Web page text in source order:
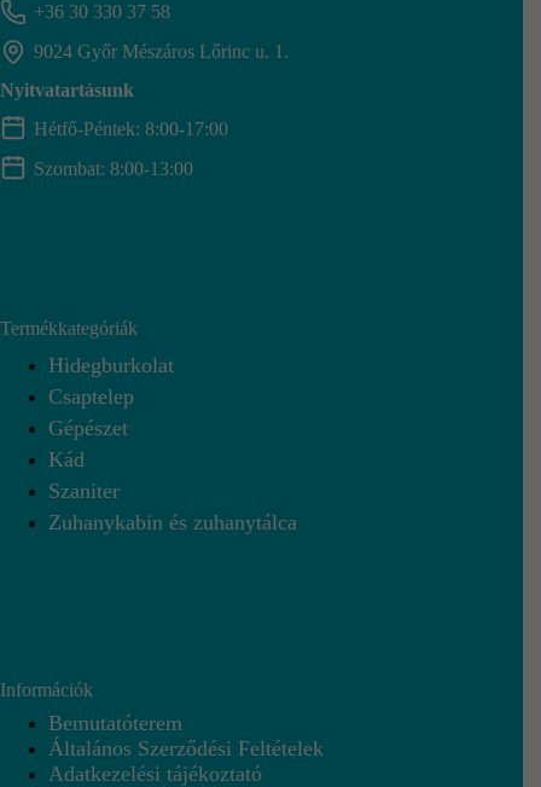
+36 30 330 37 58
9024 Győr Mészáros Lőrinc u. 1.
Nyitvatartásunk
Hétfő-Péntek: 8:00-17:00
Szombat: 8:00-13:00
Termékkategóriák
Hidegburkolat
Csaptelep
Gépészet
Kád
Szaniter
Zuhanykabin és zuhanytálca
Információk
Bemutatóterem
Általános Szerződési Feltételek
Adatkezelési tájékoztató